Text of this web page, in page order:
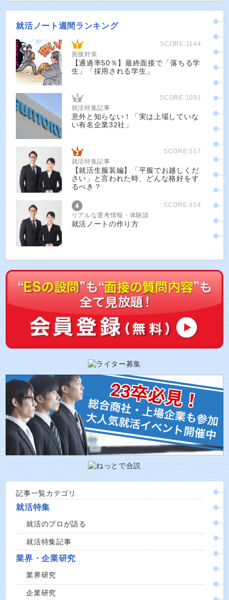
就活ノート週間ランキング
SCORE:1144
面接対策
【通過率50％】最終面接で「落ちる学
生」「採用される学生」
SCORE:1091
就活特集記事
意外と知らない！「実は上場していな
い有名企業32社」
SCORE:517
就活特集記事
【就活生服装編】「平服でお越しくだ
さい」と言われた時、どんな格好をす
るべき？
SCORE:404
リアルな選考情報・体験談
就活ノートの作り方
記事一覧カテゴリ
就活特集
就活のプロが語る
就活特集記事
業界・企業研究
業界研究
企業研究